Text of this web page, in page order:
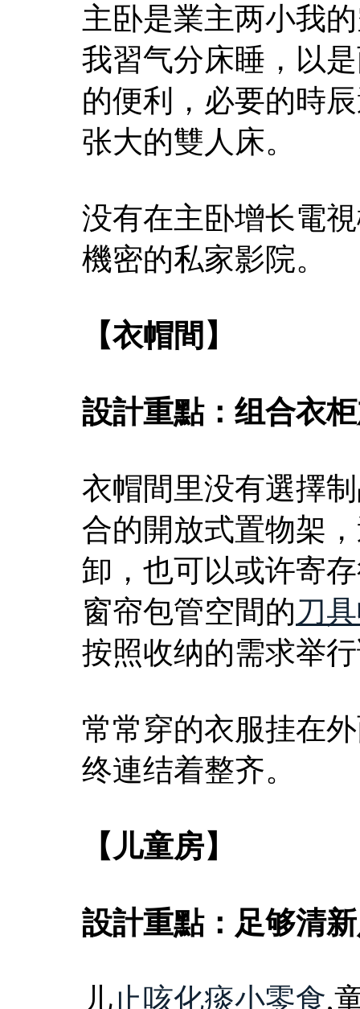
主卧是業主两小我
我習气分床睡，以
的便利，必要的時
张大的雙人床。
没有在主卧增长電
機密的私家影院。
【衣帽間】
設計重點：组合衣
衣帽間里没有選擇
合的開放式置物架
卸，也可以或许寄
窗帘包管空間的刀
按照收纳的需求举
常常穿的衣服挂在
终連结着整齐。
【儿童房】
設計重點：足够清
儿止咳化痰小零食,